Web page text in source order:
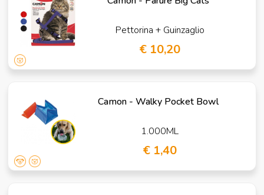
Pettorina + Guinzaglio
€ 10,20
Camon - Walky Pocket Bowl
1.000ML
€ 1,40